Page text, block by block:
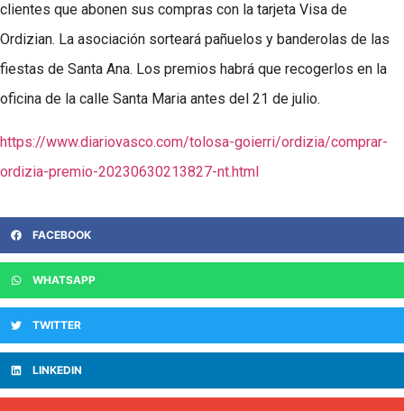
clientes que abonen sus compras con la tarjeta Visa de
Ordizian. La asociación sorteará pañuelos y banderolas de las
fiestas de Santa Ana. Los premios habrá que recogerlos en la
oficina de la calle Santa Maria antes del 21 de julio.
https://www.diariovasco.com/tolosa-goierri/ordizia/comprar-
ordizia-premio-20230630213827-nt.html
FACEBOOK
WHATSAPP
TWITTER
LINKEDIN